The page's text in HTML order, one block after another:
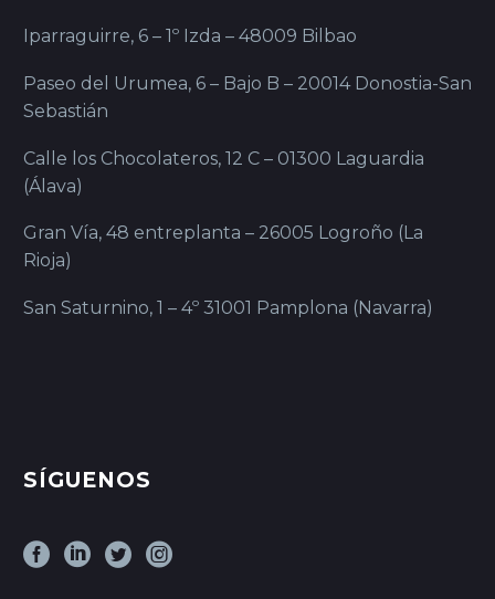
Iparraguirre, 6 – 1º Izda – 48009 Bilbao
Paseo del Urumea, 6 – Bajo B – 20014 Donostia-San
Sebastián
Calle los Chocolateros, 12 C – 01300 Laguardia
(Álava)
Gran Vía, 48 entreplanta – 26005 Logroño (La
Rioja)
San Saturnino, 1 – 4º 31001 Pamplona (Navarra)
SÍGUENOS